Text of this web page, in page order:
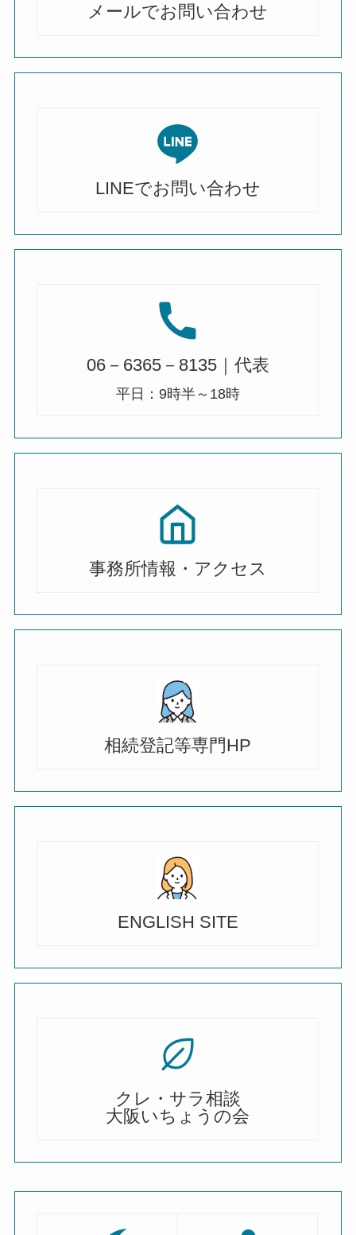
メールでお問い合わせ
LINEでお問い合わせ
06－6365－8135｜代表
平日：9時半～18時
事務所情報・アクセス
相続登記等専門HP
ENGLISH SITE
クレ・サラ相談
大阪いちょうの会